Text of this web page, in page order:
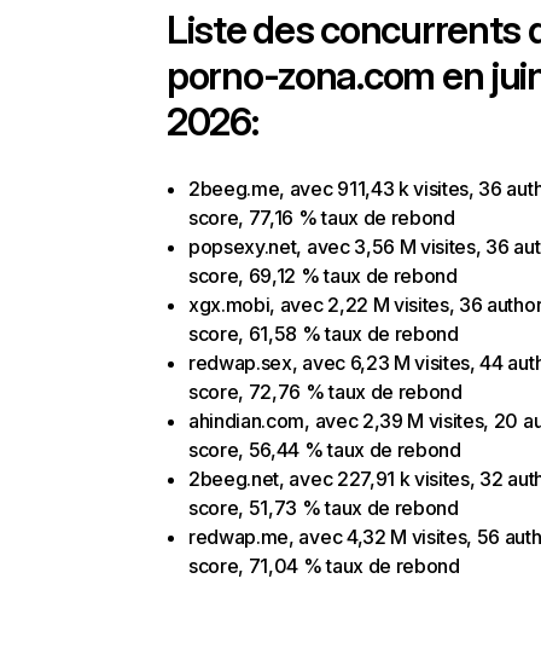
Liste des concurrents
porno-zona.com en
2026:
2beeg.me, avec 911,43 k visites, 36
score, 77,16 % taux de rebond
popsexy.net, avec 3,56 M visites, 36
score, 69,12 % taux de rebond
xgx.mobi, avec 2,22 M visites, 36
score, 61,58 % taux de rebond
redwap.sex, avec 6,23 M visites, 44
score, 72,76 % taux de rebond
ahindian.com, avec 2,39 M visites, 20
score, 56,44 % taux de rebond
2beeg.net, avec 227,91 k visites, 32
score, 51,73 % taux de rebond
redwap.me, avec 4,32 M visites, 56
score, 71,04 % taux de rebond